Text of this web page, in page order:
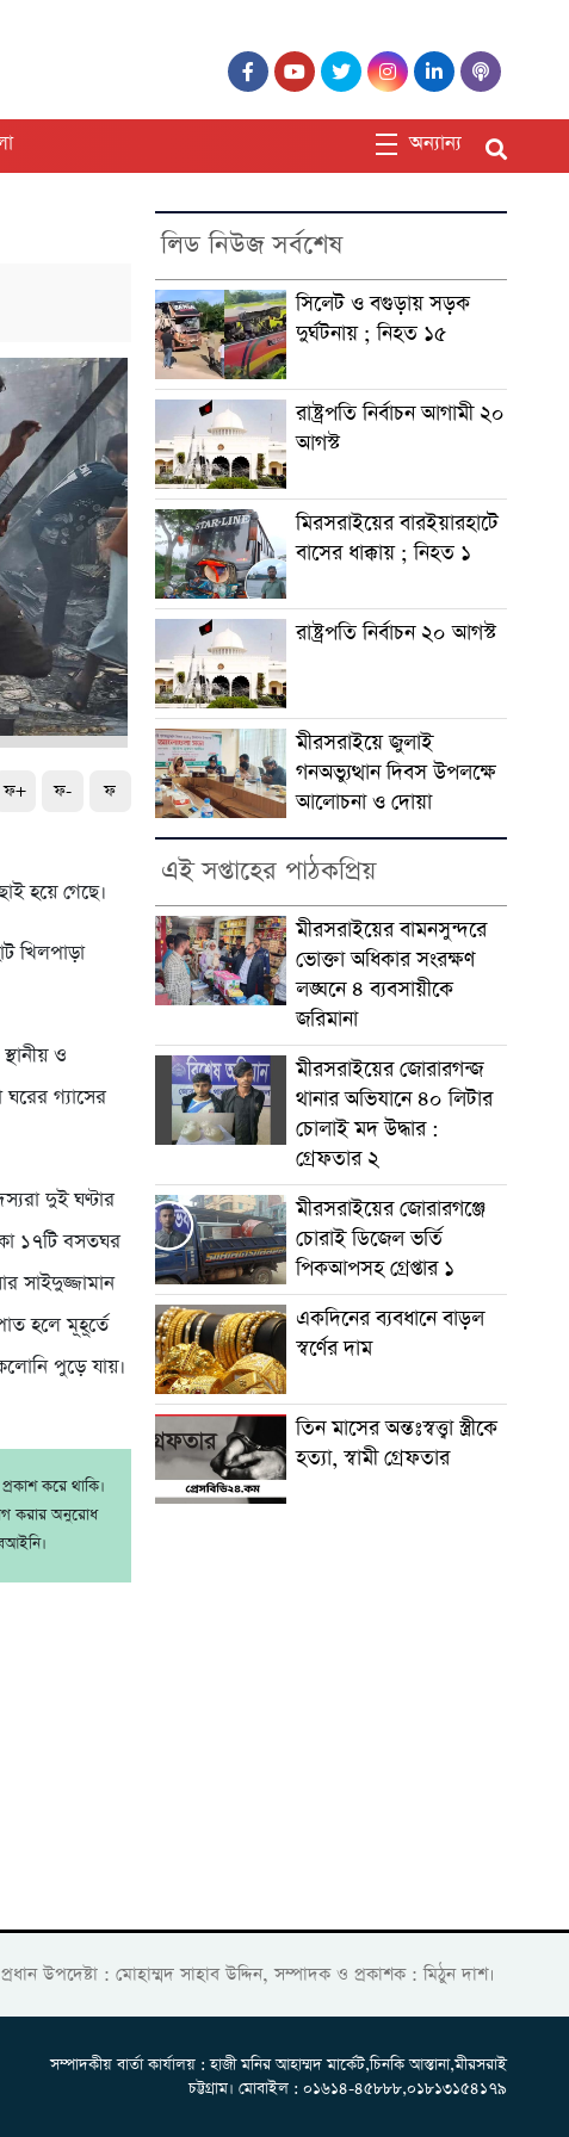
অন্যান্য
ফ+ ফ- ফ
হয়ে গেছে।
খিলপাড়া
ও
ঘরের গ্যাসের
দুই ঘণ্টার
১৭টি বসতঘর
সাইদুজ্জামান
হলে মূহূর্তে
পুড়ে যায়।
করে থাকি।
করার অনুরোধ
লিড নিউজ সর্বশেষ
সিলেট ও বগুড়ায় সড়ক
দুর্ঘটনায় ; নিহত ১৫
রাষ্ট্রপতি নির্বাচন আগামী ২০
আগস্ট
মিরসরাইয়ের বারইয়ারহাটে
বাসের ধাক্কায় ; নিহত ১
রাষ্ট্রপতি নির্বাচন ২০ আগস্ট
মীরসরাইয়ে জুলাই
গনঅভ্যুত্থান দিবস উপলক্ষে
আলোচনা ও দোয়া
এই সপ্তাহের পাঠকপ্রিয়
মীরসরাইয়ের বামনসুন্দরে
ভোক্তা অধিকার সংরক্ষণ
লঙ্ঘনে ৪ ব্যবসায়ীকে
জরিমানা
মীরসরাইয়ের জোরারগন্জ
থানার অভিযানে ৪০ লিটার
চোলাই মদ উদ্ধার :
গ্রেফতার ২
মীরসরাইয়ের জোরারগঞ্জে
চোরাই ডিজেল ভর্তি
পিকআপসহ গ্রেপ্তার ১
একদিনের ব্যবধানে বাড়ল
স্বর্ণের দাম
তিন মাসের অন্তঃস্বত্ত্বা স্ত্রীকে
হত্যা, স্বামী গ্রেফতার
প্রধান উপদেষ্টা : মোহাম্মদ সাহাব উদ্দিন, সম্পাদক ও প্রকাশক : মিঠুন দাশ।
সম্পাদকীয় বার্তা কার্যালয় : হাজী মনির আহাম্মদ মার্কেট,চিনকি আস্তানা,মীরসরাই
চট্টগ্রাম। মোবাইল : ০১৬১৪-৪৫৮৮৮,০১৮১৩১৫৪১৭৯